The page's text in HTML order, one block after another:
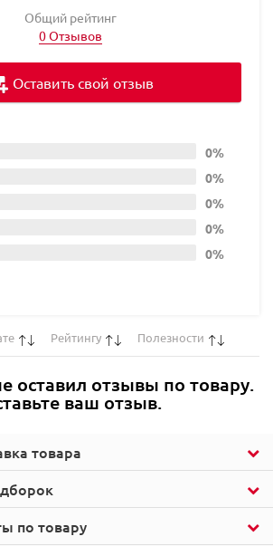
товара
Общий рейтинг
0 Отзывов
0%
0%
0%
0%
0%
Оставить свой отзыв
Рейтингу Полезности
оставил отзывы по товару.
ваш отзыв.
по товару